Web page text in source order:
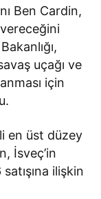
Ben Cardin,
vereceğini
uçağı ve
için
en üst düzey
İsveç’in
ilişkin